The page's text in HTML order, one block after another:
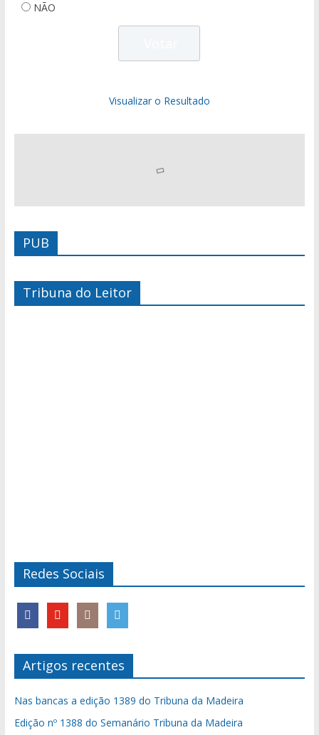
NÃO
Visualizar o Resultado
PUB
Tribuna do Leitor
Redes Sociais
Artigos recentes
Nas bancas a edição 1389 do Tribuna da Madeira
Edição nº 1388 do Semanário Tribuna da Madeira